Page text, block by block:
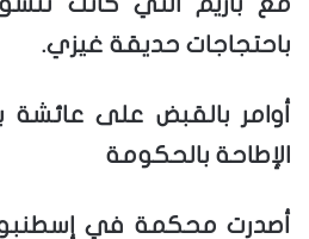
باحتجاجات حديقة غيزي.
أوامر بالقبض على عائشة
الإطاحة بالحكومة
أصدرت محكمة في